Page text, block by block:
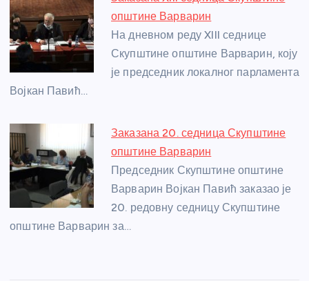
општине Варварин
На дневном реду XIII седнице
Скупштине општине Варварин, коју
је председник локалног парламента
Војкан Павић…
Заказана 20. седница Скупштине
општине Варварин
Председник Скупштине општине
Варварин Војкан Павић заказао је
20. редовну седницу Скупштине
општине Варварин за…